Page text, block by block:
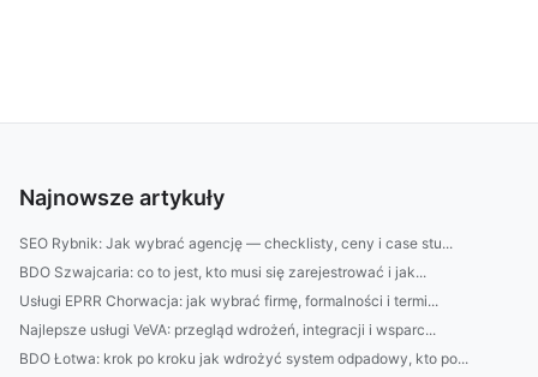
Najnowsze artykuły
SEO Rybnik: Jak wybrać agencję — checklisty, ceny i case stu...
BDO Szwajcaria: co to jest, kto musi się zarejestrować i jak...
Usługi EPRR Chorwacja: jak wybrać firmę, formalności i termi...
Najlepsze usługi VeVA: przegląd wdrożeń, integracji i wsparc...
BDO Łotwa: krok po kroku jak wdrożyć system odpadowy, kto po...